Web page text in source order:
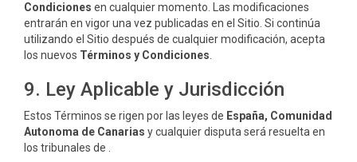
Condiciones en cualquier momento. Las modificaciones
entrarán en vigor una vez publicadas en el Sitio. Si continúa
utilizando el Sitio después de cualquier modificación, acepta
los nuevos Términos y Condiciones
9. Ley Aplicable y Jurisdicción
Estos Términos se rigen por las leyes de España, Comunidad
Autonoma de Canarias y cualquier disputa será resuelta en
los tribunales de